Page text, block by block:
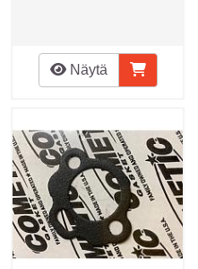
Näytä